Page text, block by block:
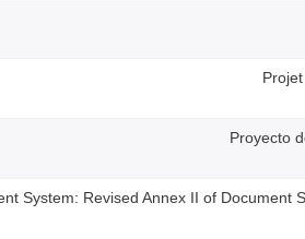
Proyecto
System: Revised Annex II of Document